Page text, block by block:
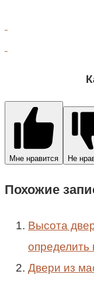
Мне нравится Не
Похожие
Высота
определить
Двери из